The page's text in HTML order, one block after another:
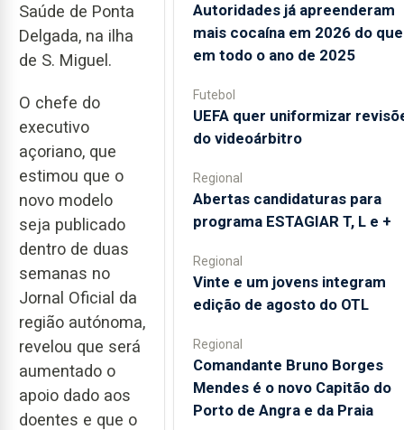
Saúde de Ponta
Delgada, na ilha
de S. Miguel.
O chefe do
executivo
açoriano, que
estimou que o
novo modelo
seja publicado
dentro de duas
semanas no
Jornal Oficial da
região autónoma,
revelou que será
aumentado o
apoio dado aos
doentes e que o
Autoridades já apreenderam
mais cocaína em 2026 do que
em todo o ano de 2025
Futebol
UEFA quer uniformizar
do videoárbitro
Regional
Abertas candidaturas para
programa ESTAGIAR T, L e +
Regional
Vinte e um jovens integram
edição de agosto do OTL
Regional
Comandante Bruno Borges
Mendes é o novo Capitão do
Porto de Angra e da Praia